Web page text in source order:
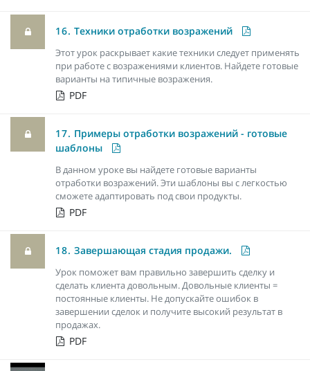
16. Техники отработки возражений
Этот урок раскрывает какие техники следует применять
при работе с возражениями клиентов. Найдете готовые
варианты на типичные возражения.
PDF
17. Примеры отработки возражений - готовые
шаблоны
В данном уроке вы найдете готовые варианты
отработки возражений. Эти шаблоны вы с легкостью
сможете адаптировать под свои продукты.
PDF
18. Завершающая стадия продажи.
Урок поможет вам правильно завершить сделку и
сделать клиента довольным. Довольные клиенты =
постоянные клиенты. Не допускайте ошибок в
завершении сделок и получите высокий результат в
продажах.
PDF